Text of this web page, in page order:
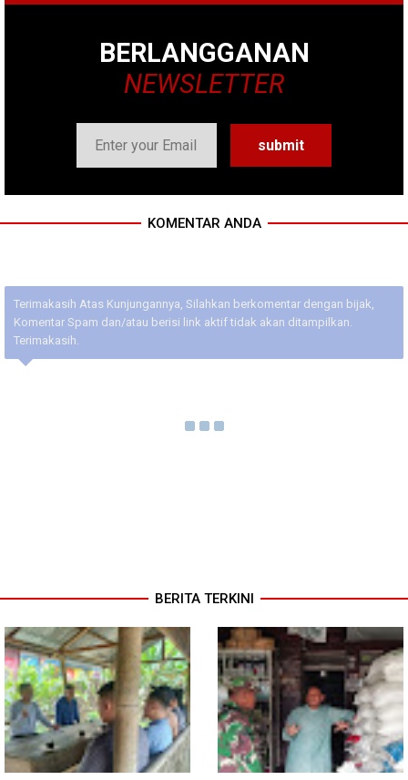
BERLANGGANAN
NEWSLETTER
KOMENTAR ANDA
Terimakasih Atas Kunjungannya, Silahkan berkomentar dengan bijak,
Komentar Spam dan/atau berisi link aktif tidak akan ditampilkan.
Terimakasih.
BERITA TERKINI